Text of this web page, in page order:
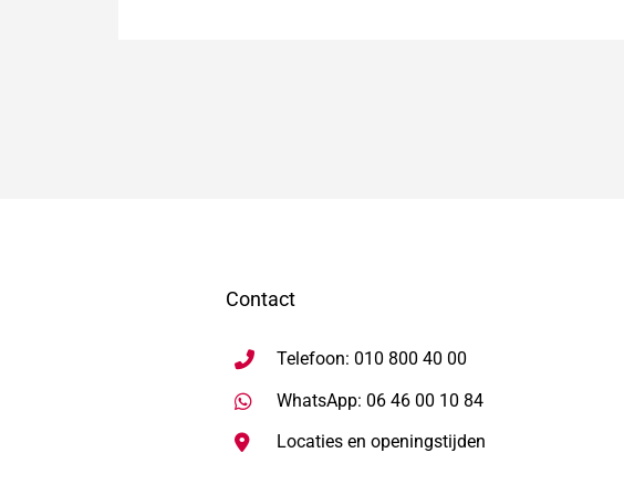
Contact
Telefoon: 010 800 40 00
WhatsApp: 06 46 00 10 84Stuur WhatsApp
Locaties en openingstijden